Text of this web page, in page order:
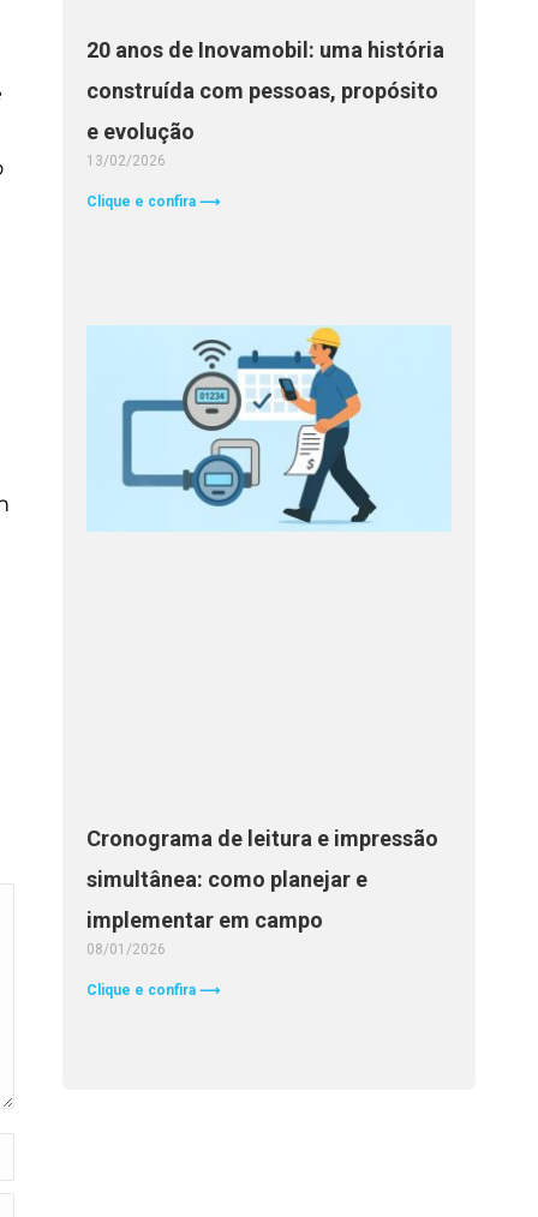
20 anos de Inovamobil: uma história
construída com pessoas, propósito
e evolução
13/02/2026
Clique e confira ⟶
Cronograma de leitura e impressão
simultânea: como planejar e
implementar em campo
08/01/2026
Clique e confira ⟶